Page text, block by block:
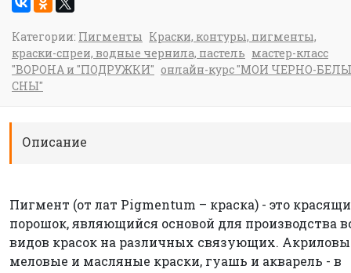
Категории: Пигменты Краски, контуры, пигменты,
краски-спреи, водные чернила, пастель мастер-класс
"ВОРОНА и "ПОДРУЖКИ" онлайн-курс "МОИ ЧЕРНО-
СНЫ"
Описание
Пигмент (от лат Pigmentum – краска) - это
порошок, являющийся основой для производства
видов красок на различных связующих.
меловые и масляные краски, гуашь и акварель - в